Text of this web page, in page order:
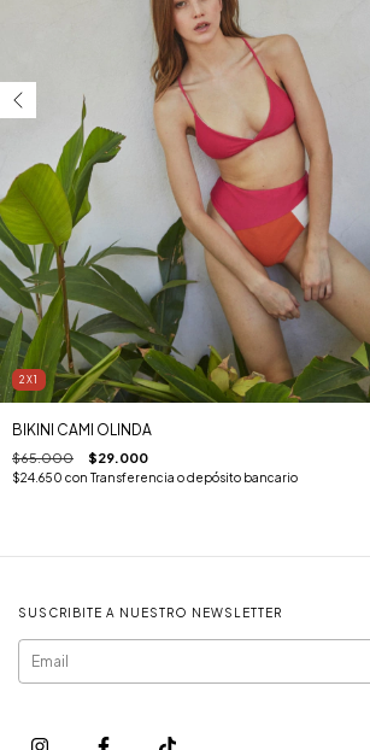
2X1
BIKINI CAMI OLINDA
$65.000 $29.000
$24.650 con Transferencia o depósito bancario
SUSCRIBITE A NUESTRO NEWSLETTER